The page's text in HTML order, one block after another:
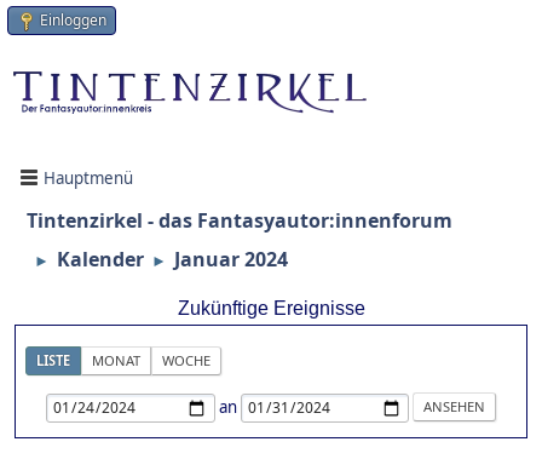
Einloggen
Hauptmenü
Tintenzirkel - das Fantasyautor:innenforum
► Kalender ► Januar 2024
Zukünftige Ereignisse
LISTE MONAT WOCHE
an